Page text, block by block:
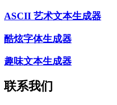
ASCII 艺术文本生成器
酷炫字体生成器
趣味文本生成器
联系我们